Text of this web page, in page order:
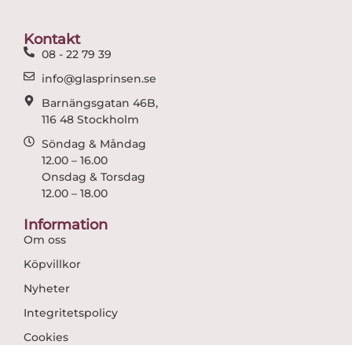
Kontakt
08 - 22 79 39
info@glasprinsen.se
Barnängsgatan 46B,
116 48 Stockholm
Söndag & Måndag
12.00 – 16.00
Onsdag & Torsdag
12.00 – 18.00
Information
Om oss
Köpvillkor
Nyheter
Integritetspolicy
Cookies